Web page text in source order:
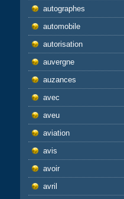
autographes
automobile
autorisation
auvergne
auzances
avec
aveu
aviation
avis
avoir
avril